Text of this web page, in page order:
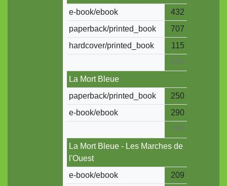
e-book/ebook
432
paperback/printed_book
707
hardcover/printed_book
115
1254
La Mort Bleue
paperback/printed_book
250
e-book/ebook
290
540
La Mort Bleue - Les Marches de
l'Ouest
e-book/ebook
209